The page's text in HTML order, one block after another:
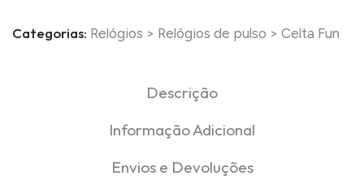
Categorias: Relógios > Relógios de pulso > Celta Fun
Descrição
Informação Adicional
Envios e Devoluções